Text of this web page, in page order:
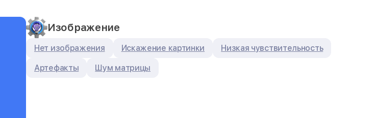
Изображение
Нет изображения Искажение картинки Низкая чувствительность
Артефакты Шум матрицы